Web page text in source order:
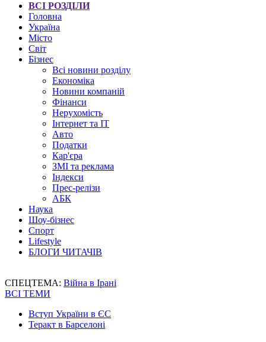
ВСІ РОЗДІЛИ
Головна
Україна
Місто
Світ
Бізнес
Всі новини розділу
Економіка
Новини компаній
Фінанси
Нерухомість
Інтернет та IT
Авто
Податки
Кар'єра
ЗМІ та реклама
Індекси
Прес-релізи
АБК
Наука
Шоу-бізнес
Спорт
Lifestyle
БЛОГИ ЧИТАЧІВ
СПЕЦТЕМА: Війна в Ірані
ВСІ ТЕМИ
Вступ України в ЄС
Теракт в Барселоні